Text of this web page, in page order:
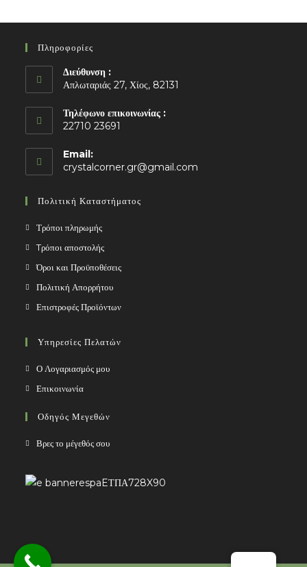
Πληροφορίες
Διεύθυνση :
Απλωταριάς 27, Χίος, 82131
Τηλέφωνο επικοινωνίας :
22710 23691
Email:
crystalcorner.gr@gmail.com
Πολιτική Καταστήματος
Τρόποι πληρωμής
Tρόποι αποστολής
Όροι και Προϋποθέσεις
Πολιτική Απορρήτου
Επιστροφές Προϊόντων
Υπηρεσίες Πελατών
Ο Λογαριασμός μου
Επικοινωνία
Οδηγός Μεγεθών
Βρες το μέγεθός σου